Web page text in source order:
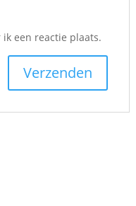
een reactie plaats.